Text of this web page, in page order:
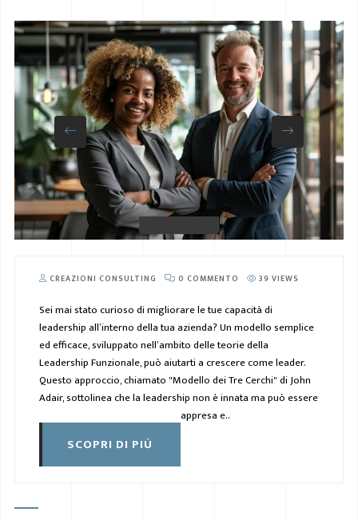
CREAZIONI CONSULTING 0 COMMENTO 39 VIEWS
Sei mai stato curioso di migliorare le tue capacità di
leadership all’interno della tua azienda? Un modello semplice
ed efficace, sviluppato nell’ambito delle teorie della
Leadership Funzionale, può aiutarti a crescere come leader.
Questo approccio, chiamato "Modello dei Tre Cerchi" di John
Adair, sottolinea che la leadership non è innata ma può essere
appresa e..
SCOPRI DI PIÙ